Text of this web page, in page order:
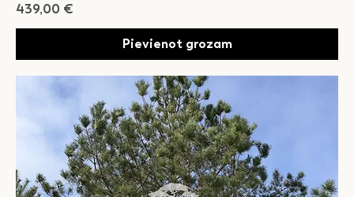
Cena
439,00 €
Pievienot grozam